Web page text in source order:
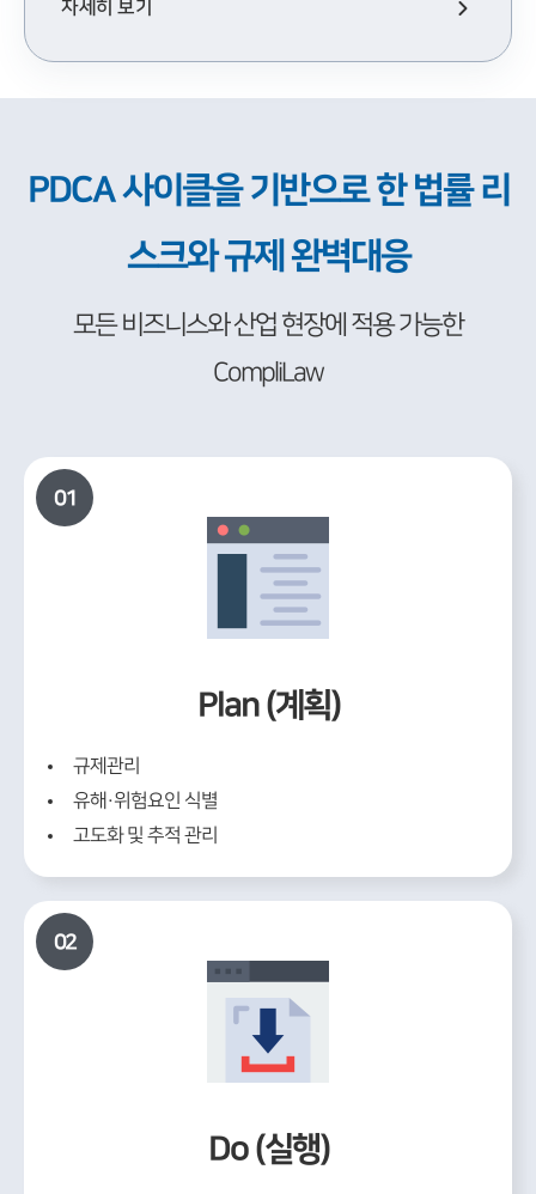
자세히 보기
PDCA 사이클을 기반으로 한 법률 리
스크와 규제 완벽대응
모든 비즈니스와 산업 현장에 적용 가능한
CompliLaw
01
Plan (계획)
규제관리
유해·위험요인 식별
고도화 및 추적 관리
02
Do (실행)